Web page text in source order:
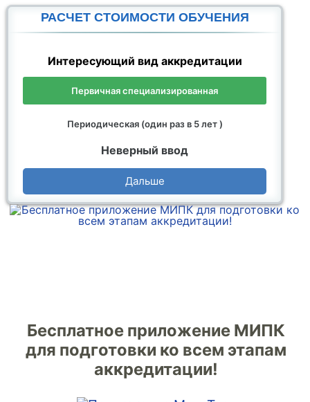
РАСЧЕТ СТОИМОСТИ ОБУЧЕНИЯ
Интересующий вид аккредитации
Первичная специализированная
Периодическая (один раз в 5 лет )
Неверный ввод
Дальше
Бесплатное приложение МИПК
для подготовки ко всем этапам
аккредитации!